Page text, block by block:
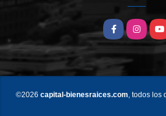
FacebookInstagram
©2026 capital-bienesraices.com , todos los